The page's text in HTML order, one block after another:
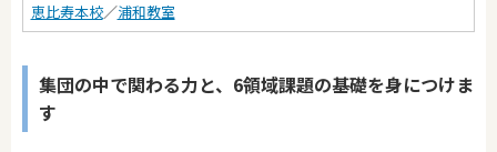
恵比寿本校／浦和教室
集団の中で関わる力と、6領域課題の基礎を身につけま
す